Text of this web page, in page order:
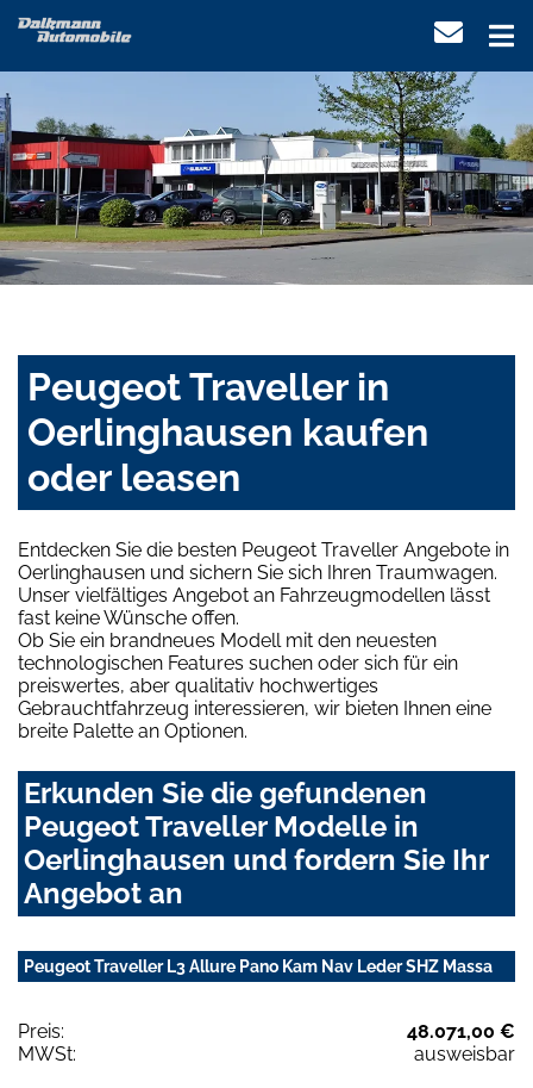
Peugeot Traveller in
Oerlinghausen kaufen
oder leasen
Entdecken Sie die besten Peugeot Traveller Angebote in
Oerlinghausen und sichern Sie sich Ihren Traumwagen.
Unser vielfältiges Angebot an Fahrzeugmodellen lässt
fast keine Wünsche offen.
Ob Sie ein brandneues Modell mit den neuesten
technologischen Features suchen oder sich für ein
preiswertes, aber qualitativ hochwertiges
Gebrauchtfahrzeug interessieren, wir bieten Ihnen eine
breite Palette an Optionen.
Erkunden Sie die gefundenen
Peugeot Traveller Modelle in
Oerlinghausen und fordern Sie Ihr
Angebot an
Peugeot Traveller L3 Allure Pano Kam Nav Leder SHZ Massa
Preis:
48.071,00 €
MWSt:
ausweisbar